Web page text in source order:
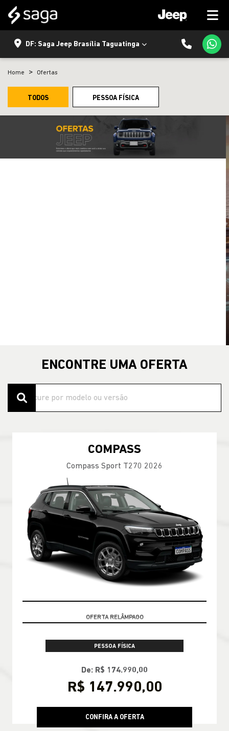
DF: Saga Jeep Brasília Taguatinga
Home Ofertas
TODOS PESSOA FÍSICA
templates.template-
ENCONTRE UMA OFERTA
COMPASS
Compass Sport T270 2026
VALOR COM SEU USADO NA TROCA
PESSOA FÍSICA
De: R$ 174.990,00
R$ 147.990,00
CONFIRA A OFERTA